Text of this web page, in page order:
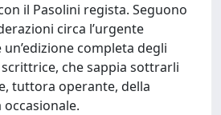
il Pasolini regista. Seguono
circa l’urgente
completa degli
scrittrice, che sappia sottrarli
tuttora operante, della